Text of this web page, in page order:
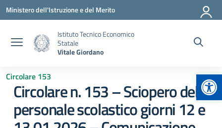
Vai ai contenuti
Vai al menu di navigazione
Vai al footer
Ministero dell'Istruzione e del Merito
Istituto Tecnico Economico
Statale
Vitale Giordano
Circolare 153
Circolare n. 153 – Sciopero del
personale scolastico giorni 12 e